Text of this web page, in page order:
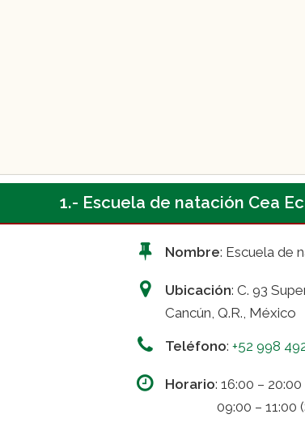
1.- Escuela de natación Cea
Nombre: Escuela de
Ubicación: C. 93
Cancún, Q.R., México
Teléfono: +52 998
Horario: 16:00 –
09:00 – 11:00